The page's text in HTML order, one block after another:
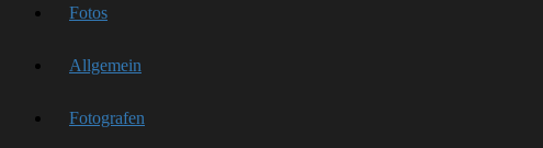
Fotos
Allgemein
Fotografen